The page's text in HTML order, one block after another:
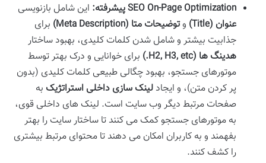
SEO On-Page Optimization پیشرفته:
این شامل بازنویسی
عنوان (Title)
وتوضیحات متا (Meta Description)
برای
جذابیت بیشتر و شامل شدن کلمات کلیدی، بهبود ساختار
هدینگ ها (H2, H3, etc.)
برای خوانایی و درک بهتر توسط
موتورهای جستجو، بهبود چگالی طبیعی کلمات کلیدی (بدون
پر کردن متن)، و ایجاد لینک سازی داخلی استراتژیک به
صفحات مرتبط دیگر وب سایت است. لینک های داخلی قوی،
به موتورهای جستجو کمک می کنند تا ساختار سایت را بهتر
بفهمند و به کاربران امکان می دهند تا محتوای مرتبط بیشتری
را کشف کنند.